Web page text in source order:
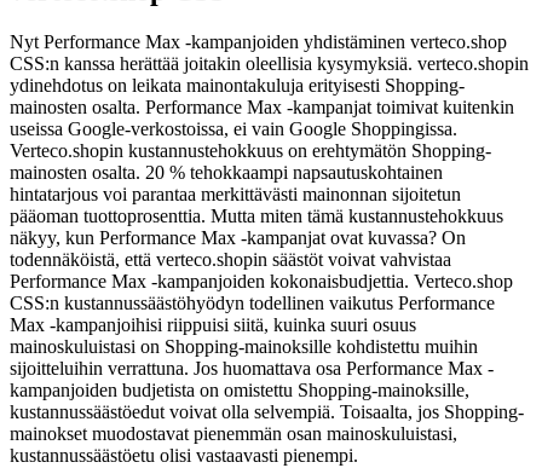
Nyt Performance Max -kampanjoiden yhdistäminen verteco.shop
CSS:n kanssa herättää joitakin oleellisia kysymyksiä. verteco.shopin
ydinehdotus on leikata mainontakuluja erityisesti Shopping-
mainosten osalta. Performance Max -kampanjat toimivat kuitenkin
useissa Google-verkostoissa, ei vain Google Shoppingissa.
Verteco.shopin kustannustehokkuus on erehtymätön Shopping-
mainosten osalta. 20 % tehokkaampi napsautuskohtainen
hintatarjous voi parantaa merkittävästi mainonnan sijoitetun
pääoman tuottoprosenttia. Mutta miten tämä kustannustehokkuus
näkyy, kun Performance Max -kampanjat ovat kuvassa? On
todennäköistä, että verteco.shopin säästöt voivat vahvistaa
Performance Max -kampanjoiden kokonaisbudjettia. Verteco.shop
CSS:n kustannussäästöhyödyn todellinen vaikutus Performance
Max -kampanjoihisi riippuisi siitä, kuinka suuri osuus
mainoskuluistasi on Shopping-mainoksille kohdistettu muihin
sijoitteluihin verrattuna. Jos huomattava osa Performance Max -
kampanjoiden budjetista on omistettu Shopping-mainoksille,
kustannussäästöedut voivat olla selvempiä. Toisaalta, jos Shopping-
mainokset muodostavat pienemmän osan mainoskuluistasi,
kustannussäästöetu olisi vastaavasti pienempi.